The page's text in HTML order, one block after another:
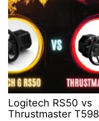
Logitech RS50 vs
Thrustmaster T598